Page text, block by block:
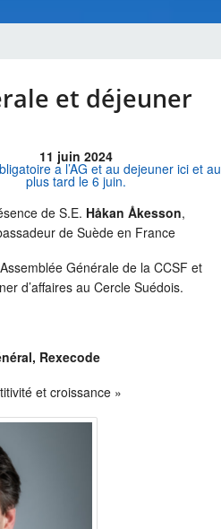
et déjeuner
11 juin 2024
a l’AG et au dejeuner ici et au
plus tard le 6 juin.
de S.E. Håkan Åkesson,
de Suède en France
Générale de la CCSF et
d’affaires au Cercle Suédois.
Rexecode
et croissance »